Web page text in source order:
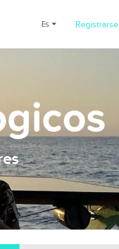
es Registrarse